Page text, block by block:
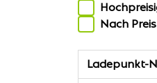
Nach
Ladepunkt-